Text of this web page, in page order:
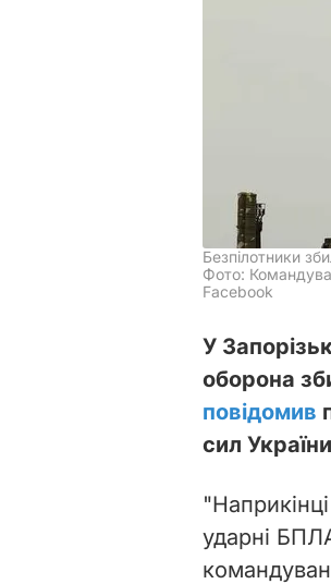
Безпілотники
Фото:
Facebook
У
оборона
повідомив
сил
ударні